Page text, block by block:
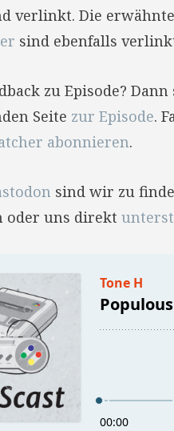
verlinkt. Die
sind ebenfalls
zu Episode?
Seite zur Episode.
abonnieren.
sind wir zu
oder uns direkt